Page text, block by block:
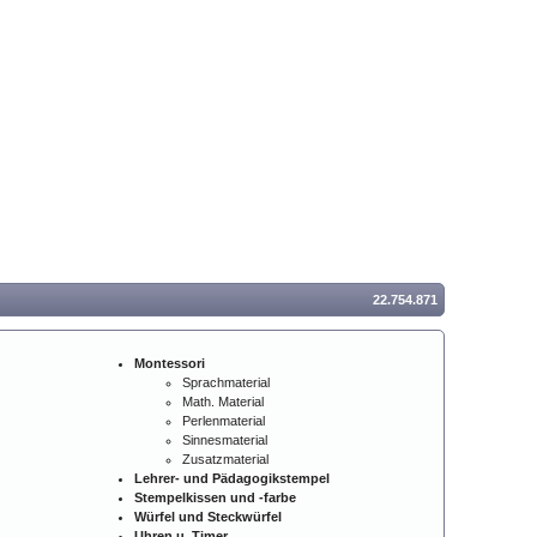
22.754.871
Montessori
Sprachmaterial
Math. Material
Perlenmaterial
Sinnesmaterial
Zusatzmaterial
Lehrer- und Pädagogikstempel
Stempelkissen und -farbe
Würfel und Steckwürfel